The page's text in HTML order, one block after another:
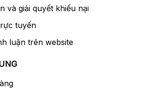
và giải quyết khiếu nại
tuyến
luận trên website